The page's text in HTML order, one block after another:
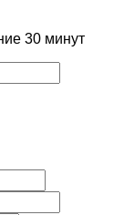
30 минут